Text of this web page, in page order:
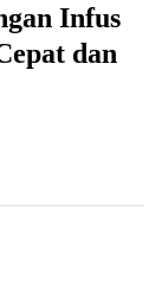
Infus
dan